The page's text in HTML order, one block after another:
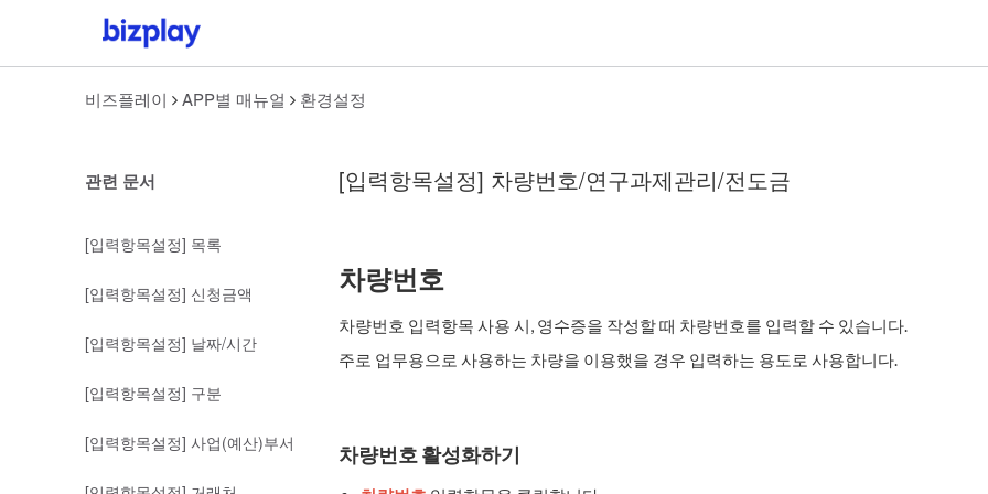
비즈플레이 APP별 매뉴얼 환경설정
[입력항목설정] 차량번호/연구과제관리/전도금
차량번호
차량번호 입력항목 사용 시, 영수증을 작성할 때 차량번호를 입력할 수 있습니다.
주로 업무용으로 사용하는 차량을 이용했을 경우 입력하는 용도로 사용합니다.
차량번호 활성화하기
관련 문서
[입력항목설정] 목록
[입력항목설정] 신청금액
[입력항목설정] 날짜/시간
[입력항목설정] 구분
[입력항목설정] 사업(예산)부서